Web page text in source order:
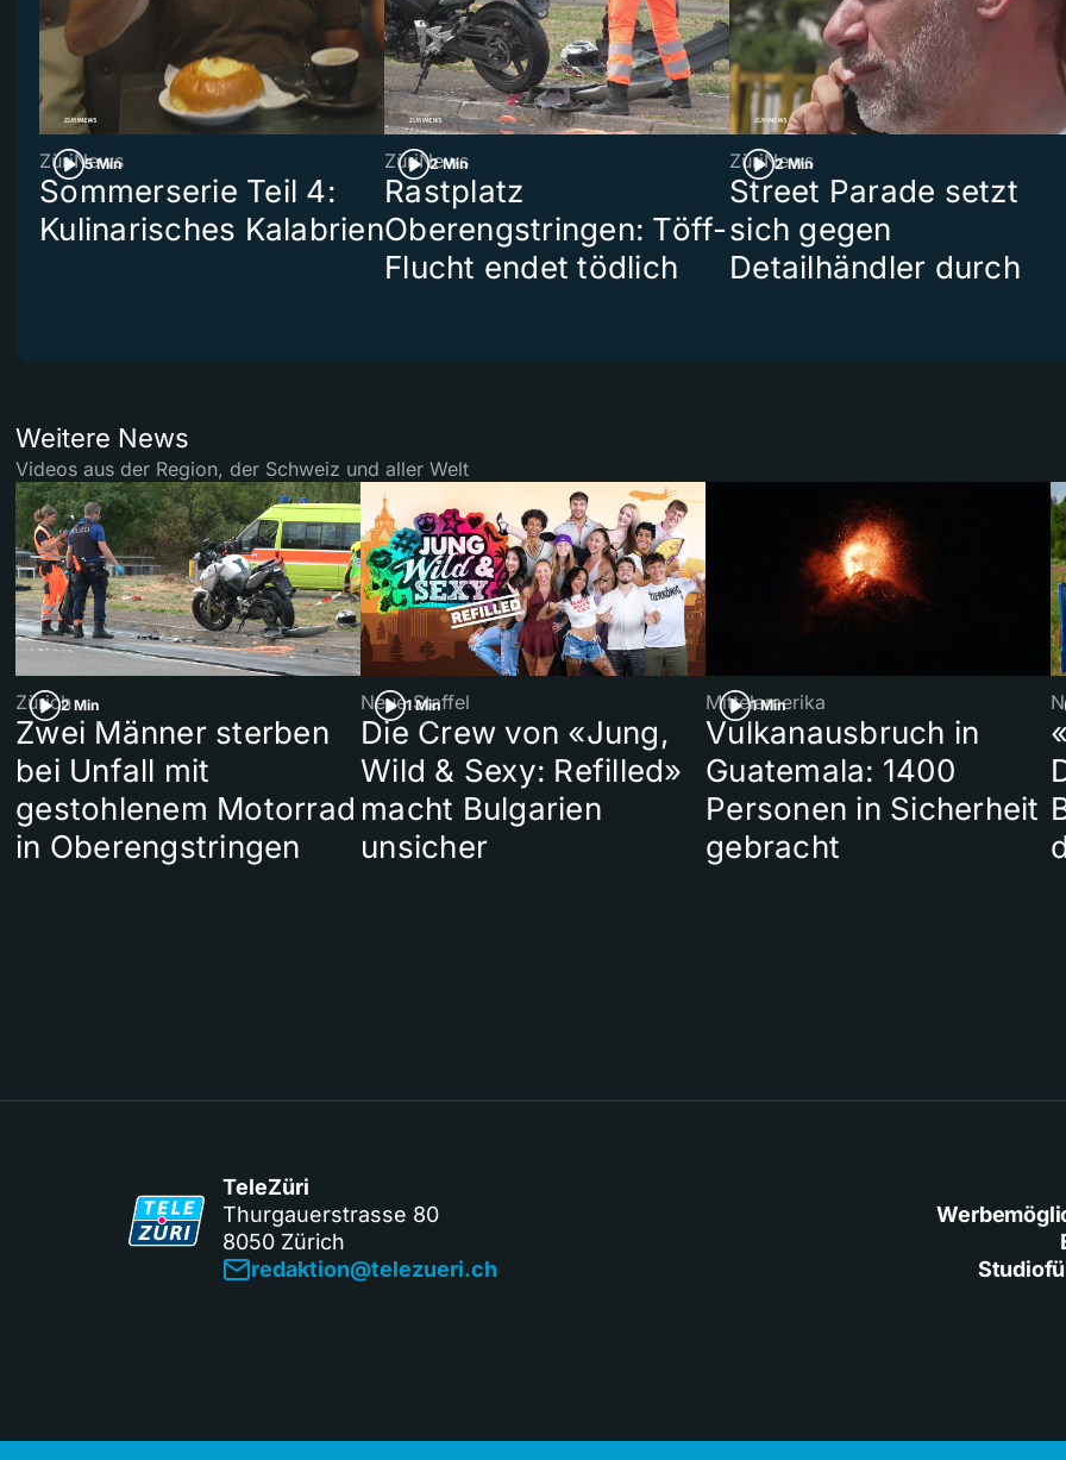
5 Min
ZüriNews
Sommerserie Teil 4:
Kulinarisches Kalabrien
2 Min
ZüriNews
Rastplatz
Oberengstringen: Töff-
Flucht endet tödlich
2 Min
ZüriNews
Street Parade setzt
sich gegen
Detailhändler durch
Weitere News
Videos aus der Region, der Schweiz und aller Welt
2 Min
Zürich
Zwei Männer sterben
bei Unfall mit
gestohlenem Motorrad
in Oberengstringen
1 Min
Neue Staffel
Die Crew von «Jung,
Wild & Sexy: Refilled»
macht Bulgarien
unsicher
1 Min
Mittelamerika
Vulkanausbruch in
Guatemala: 1400
Personen in Sicherheit
gebracht
TeleZüri
Thurgauerstrasse 80
8050 Zürich
redaktion@telezueri.ch